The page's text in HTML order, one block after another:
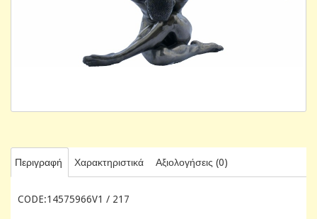
Περιγραφή Χαρακτηριστικά Αξιολογήσεις (0)
CODE:14575966V1 / 217